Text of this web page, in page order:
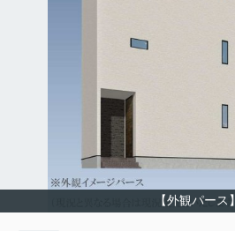
【外観パース】